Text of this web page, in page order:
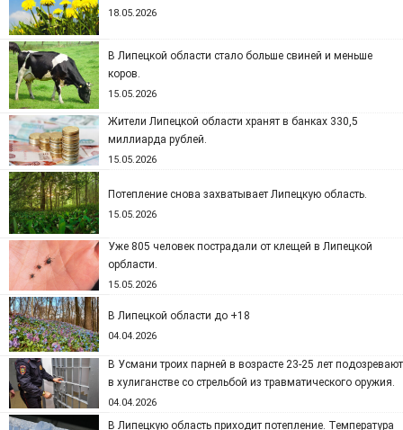
18.05.2026
В Липецкой области стало больше свиней и меньше
коров.
15.05.2026
Жители Липецкой области хранят в банках 330,5
миллиарда рублей.
15.05.2026
Потепление снова захватывает Липецкую область.
15.05.2026
Уже 805 человек пострадали от клещей в Липецкой
орбласти.
15.05.2026
В Липецкой области до +18
04.04.2026
В Усмани троих парней в возрасте 23-25 лет подозревают
в хулиганстве со стрельбой из травматического оружия.
04.04.2026
В Липецкую область приходит потепление. Температура